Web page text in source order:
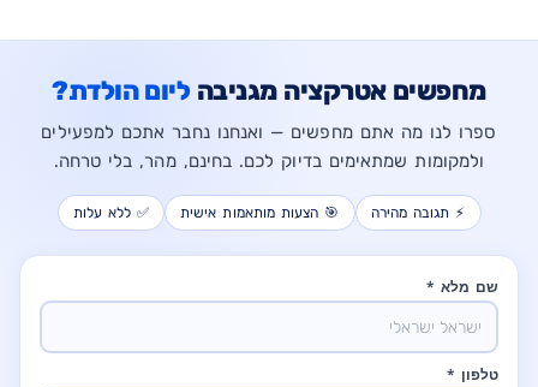
מחפשים אטרקציה מגניבהליום הולדת?
ספרו לנו מה אתם מחפשים — ואנחנו נחבר אתכם למפעילים
ולמקומות שמתאימים בדיוק לכם. בחינם, מהר, בלי טרחה.
⚡ תגובה מהירה 🎯 הצעות מותאמות אישית ✅ ללא עלות
שם מלא *
טלפון *